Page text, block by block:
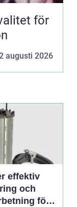
för
augusti 2026
och
för